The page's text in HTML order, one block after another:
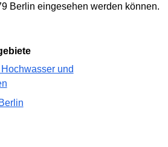
Berlin eingesehen werden können.
und